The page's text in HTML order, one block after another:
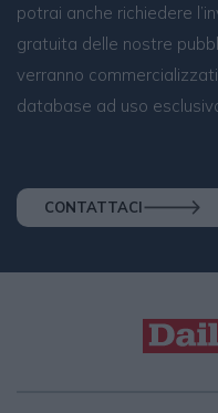
potrai anche richiedere
gratuita delle nostre
verranno
database ad uso
CONTATTACI